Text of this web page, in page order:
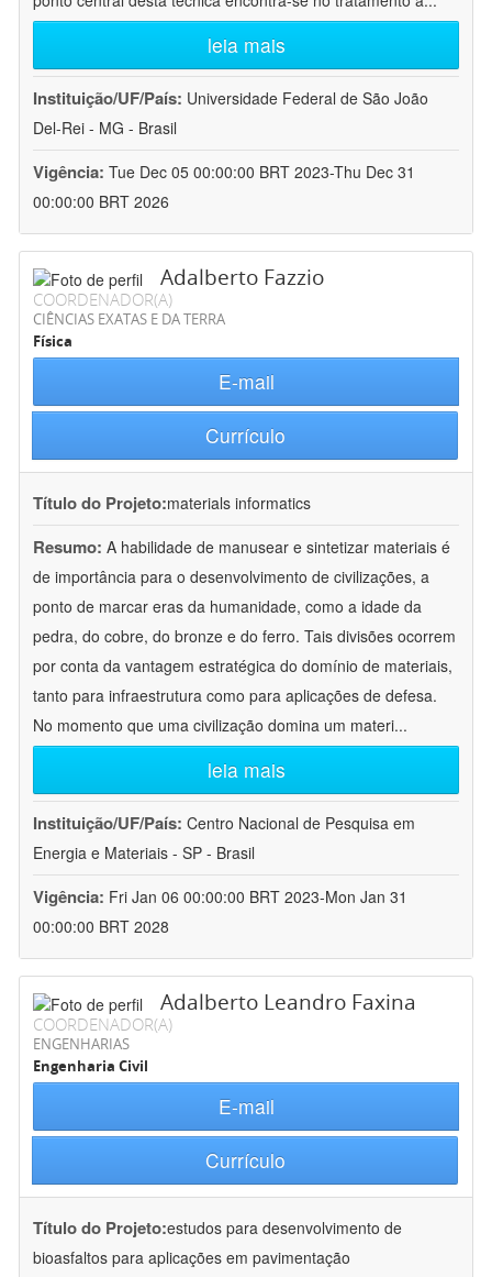
leia mais
Instituição/UF/País: Universidade Federal de São João
Del-Rei - MG - Brasil
Vigência: Tue Dec 05 00:00:00 BRT 2023-Thu Dec 31
00:00:00 BRT 2026
Adalberto Fazzio
COORDENADOR(A)
CIÊNCIAS EXATAS E DA TERRA
Física
E-mail
Currículo
Título do Projeto:materials informatics
Resumo: A habilidade de manusear e sintetizar materiais é
de importância para o desenvolvimento de civilizações, a
ponto de marcar eras da humanidade, como a idade da
pedra, do cobre, do bronze e do ferro. Tais divisões ocorrem
por conta da vantagem estratégica do domínio de materiais,
tanto para infraestrutura como para aplicações de defesa.
No momento que uma civilização domina um materi...
leia mais
Instituição/UF/País: Centro Nacional de Pesquisa em
Energia e Materiais - SP - Brasil
Vigência: Fri Jan 06 00:00:00 BRT 2023-Mon Jan 31
00:00:00 BRT 2028
Adalberto Leandro Faxina
COORDENADOR(A)
ENGENHARIAS
Engenharia Civil
E-mail
Currículo
Título do Projeto:estudos para desenvolvimento de
bioasfaltos para aplicações em pavimentação